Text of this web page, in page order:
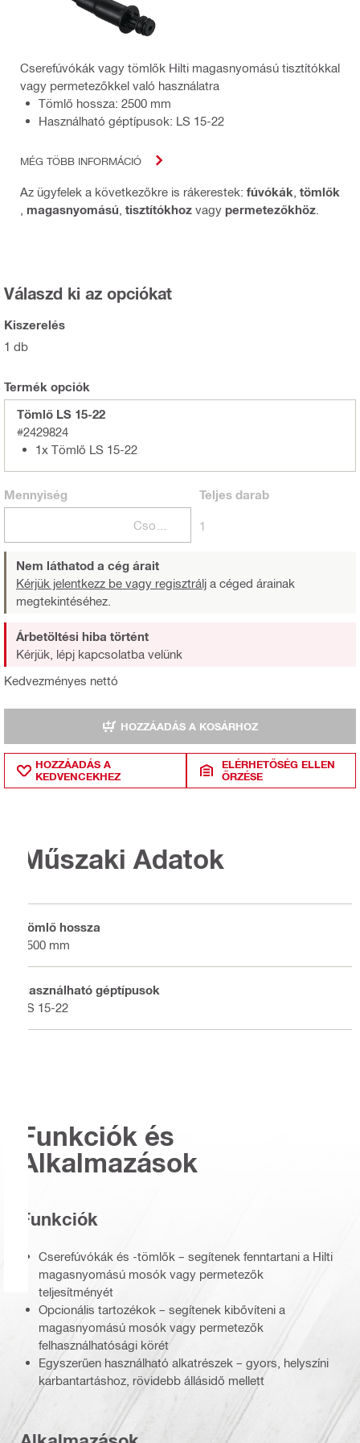
Cserefúvókák vagy tömlők Hilti magasnyomású tisztítókkal
vagy permetezőkkel való használatra
Tömlő hossza: 2500 mm
Használható géptípusok: LS 15-22
MÉG TÖBB INFORMÁCIÓ
Az ügyfelek a következőkre is rákerestek: fúvókák tömlők
magasnyomású tisztítókhoz vagy permetezőkhöz
Válaszd ki az opciókat
Kiszerelés
1 db
Termék opciók
Tömlő LS 15-22
#2429824
1x Tömlő LS 15-22
Mennyiség Teljesdarab
1
Nem láthatod a cég árait
Kérjük jelentkezz be vagy regisztrálj a céged árainak
megtekintéséhez.
Kedvezményes nettó
Árbetöltési hiba történt
Kérjük, lépj kapcsolatba velünk
HOZZÁADÁS A KOSÁRHOZ
HOZZÁADÁS A
KEDVENCEKHEZ
ELÉRHETŐSÉG ELLEN
ŐRZÉSE
Műszaki Adatok
Tömlő hossza
2500 mm
Használható géptípusok
LS 15-22
Funkciók és
Alkalmazások
Funkciók
Cserefúvókák és -tömlők – segítenek fenntartani a Hilti
magasnyomású mosók vagy permetezők
teljesítményét
Opcionális tartozékok – segítenek kibővíteni a
magasnyomású mosók vagy permetezők
felhasználhatósági körét
Egyszerűen használható alkatrészek – gyors, helyszíni
karbantartáshoz, rövidebb állásidő mellett